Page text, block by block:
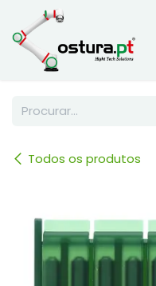
Skip to Content
Todos os produtos